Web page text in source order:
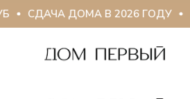
СДАЧА ДОМА В 2026 ГОДУ